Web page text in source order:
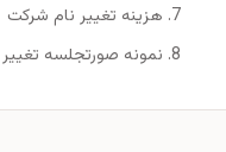
هزینه تغییر نام شرکت
نمونه صورتجلسه